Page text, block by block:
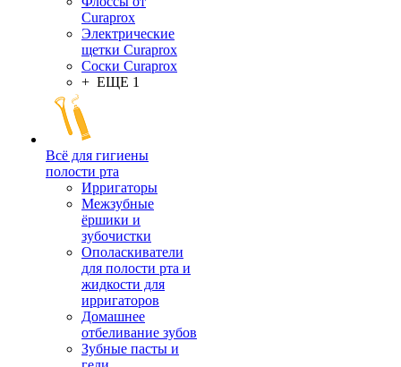
Curaprox
Электрические
щетки Curaprox
Соски Curaprox
+ ЕЩЕ 1
Всё для гигиены
полости рта
Ирригаторы
Межзубные
ёршики и
зубочистки
Ополаскиватели
для полости рта и
жидкости для
ирригаторов
Домашнее
отбеливание зубов
Зубные пасты и